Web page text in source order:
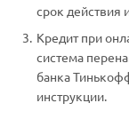
срок действия
Кредит при
система
банка
инструкции.